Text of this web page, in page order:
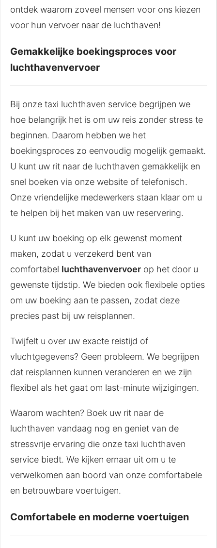
ontdek waarom zoveel mensen voor ons kiezen
voor hun vervoer naar de luchthaven!
Gemakkelijke boekingsproces voor
luchthavenvervoer
Bij onze taxi luchthaven service begrijpen we
hoe belangrijk het is om uw reis zonder stress te
beginnen. Daarom hebben we het
boekingsproces zo eenvoudig mogelijk gemaakt.
U kunt uw rit naar de luchthaven gemakkelijk en
snel boeken via onze website of telefonisch.
Onze vriendelijke medewerkers staan klaar om u
te helpen bij het maken van uw reservering.
U kunt uw boeking op elk gewenst moment
maken, zodat u verzekerd bent van
comfortabel luchthavenvervoer op het door u
gewenste tijdstip. We bieden ook flexibele opties
om uw boeking aan te passen, zodat deze
precies past bij uw reisplannen.
Twijfelt u over uw exacte reistijd of
vluchtgegevens? Geen probleem. We begrijpen
dat reisplannen kunnen veranderen en we zijn
flexibel als het gaat om last-minute wijzigingen.
Waarom wachten? Boek uw rit naar de
luchthaven vandaag nog en geniet van de
stressvrije ervaring die onze taxi luchthaven
service biedt. We kijken ernaar uit om u te
verwelkomen aan boord van onze comfortabele
en betrouwbare voertuigen.
Comfortabele en moderne voertuigen